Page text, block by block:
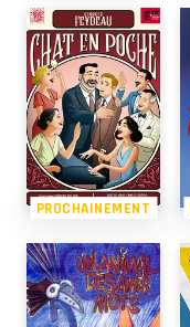
PROCHAINEMENT